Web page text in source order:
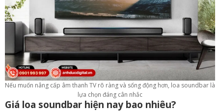
Nếu muốn nâng cấp âm thanh TV rõ ràng và sống động hơn, loa soundbar là
lựa chọn đáng cân nhắc
Giá loa soundbar hiện nay bao nhiêu?